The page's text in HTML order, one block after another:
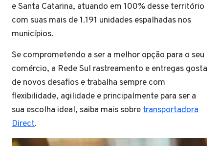
e Santa Catarina, atuando em 100% desse território
com suas mais de 1.191 unidades espalhadas nos
municípios.
Se comprometendo a ser a melhor opção para o seu
comércio, a Rede Sul rastreamento e entregas gosta
de novos desafios e trabalha sempre com
flexibilidade, agilidade e principalmente para ser a
sua escolha ideal, saiba mais sobretransportadora
Direct.